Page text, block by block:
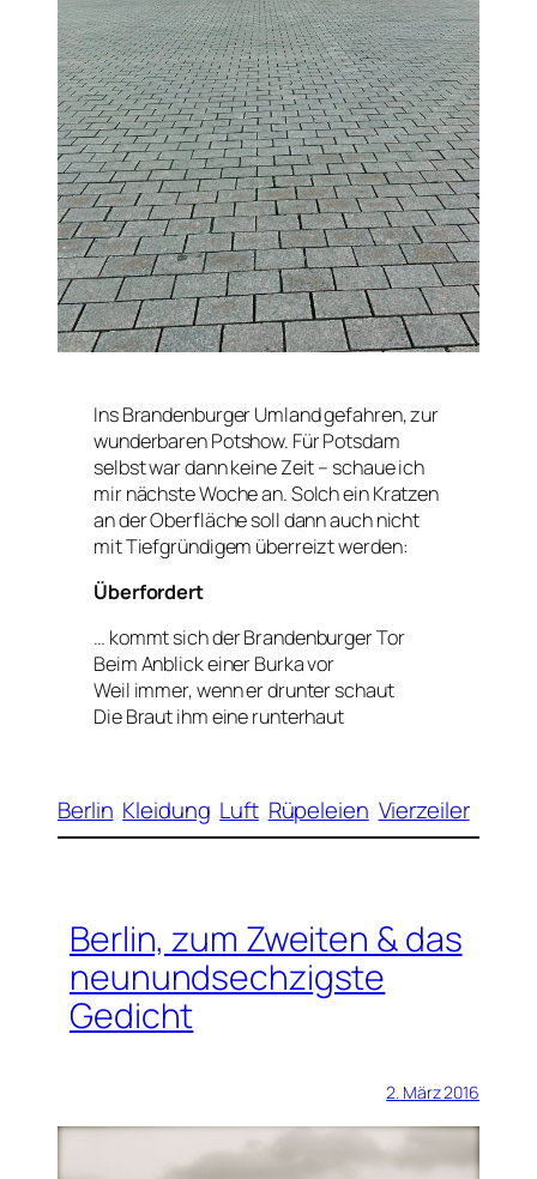
Ins Brandenburger Umland gefahren, zur
wunderbaren Potshow. Für Potsdam
selbst war dann keine Zeit – schaue ich
mir nächste Woche an. Solch ein Kratzen
an der Oberfläche soll dann auch nicht
mit Tiefgründigem überreizt werden:
Überfordert
… kommt sich der Brandenburger Tor
Beim Anblick einer Burka vor
Weil immer, wenn er drunter schaut
Die Braut ihm eine runterhaut
Berlin Kleidung Luft Rüpeleien Vierzeiler
Berlin, zum Zweiten & das
neunundsechzigste
Gedicht
2. März 2016